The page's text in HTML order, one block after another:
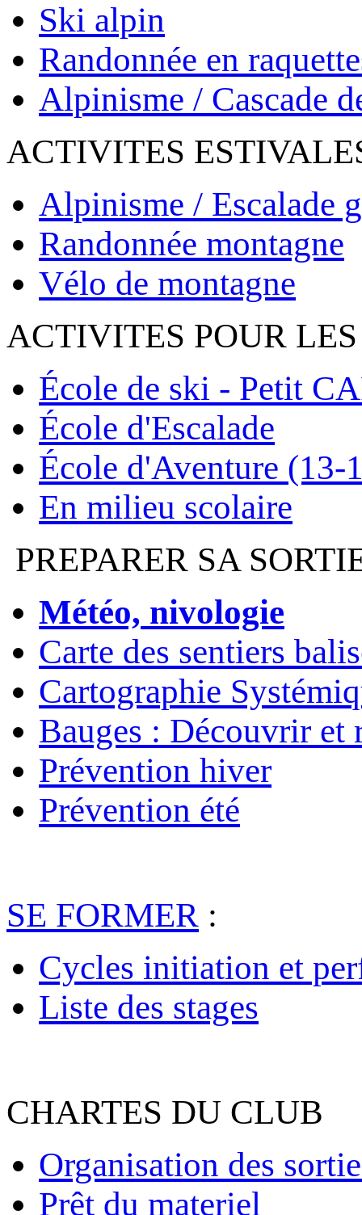
Ski alpin
Randonnée en
Alpinisme / Cascade
ACTIVITES
Alpinisme / Escalade
Randonnée montagne
Vélo de montagne
ACTIVITES POUR
École de ski - Petit
École d'Escalade
École d'Aventure (13-
En milieu scolaire
PREPARER SA
Météo, nivologie
Carte des sentiers
Cartographie
Bauges : Découvrir et
Prévention hiver
Prévention été
SE FORMER :
Cycles initiation et
Liste des stages
CHARTES DU CLUB
Organisation des
Prêt du materiel